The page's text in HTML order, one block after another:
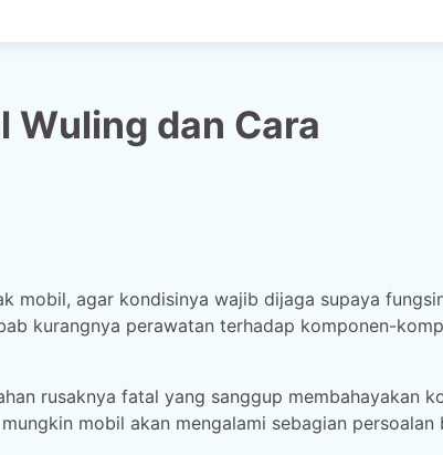
Wuling dan Cara
mobil, agar kondisinya wajib dijaga supaya
kurangnya perawatan terhadap komponen-
rusaknya fatal yang sanggup membahayakan
mobil akan mengalami sebagian persoalan